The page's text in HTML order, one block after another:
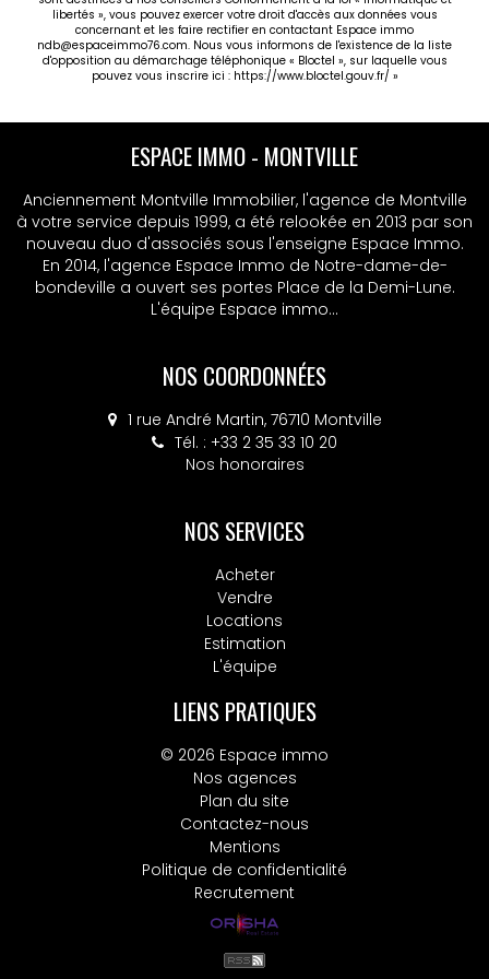
libertés », vous pouvez exercer votre droit d'accès aux données vous
concernant et les faire rectifier en contactant Espace immo
ndb@espaceimmo76.com. Nous vous informons de l'existence de la liste
d'opposition au démarchage téléphonique « Bloctel », sur laquelle vous
pouvez vous inscrire ici : https://www.bloctel.gouv.fr/ »
ESPACE IMMO - MONTVILLE
Anciennement Montville Immobilier, l'agence de Montville
à votre service depuis 1999, a été relookée en 2013 par son
nouveau duo d'associés sous l'enseigne Espace Immo.
En 2014, l'agence Espace Immo de Notre-dame-de-
bondeville a ouvert ses portes Place de la Demi-Lune.
L'équipe Espace immo...
NOS COORDONNÉES
1 rue André Martin, 76710 Montville
Tél. : +33 2 35 33 10 20
Nos honoraires
NOS SERVICES
Acheter
Vendre
Locations
Estimation
L'équipe
LIENS PRATIQUES
© 2026 Espace immo
Nos agences
Plan du site
Contactez-nous
Mentions
Politique de confidentialité
Recrutement